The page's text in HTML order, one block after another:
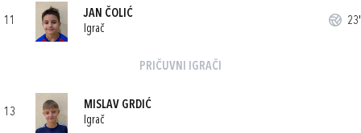
11
JAN ČOLIĆ
Igrač
23'
PRIČUVNI IGRAČI
13
MISLAV GRDIĆ
Igrač